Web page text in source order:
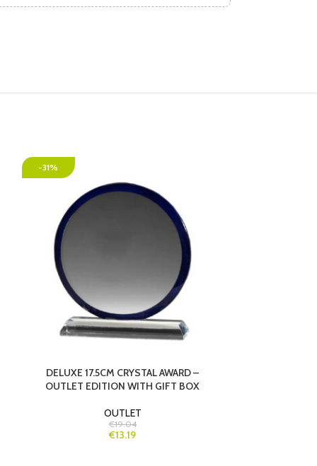
-31%
DELUXE 17.5CM CRYSTAL AWARD –
OUTLET EDITION WITH GIFT BOX
OUTLET
€19.04
€13.19